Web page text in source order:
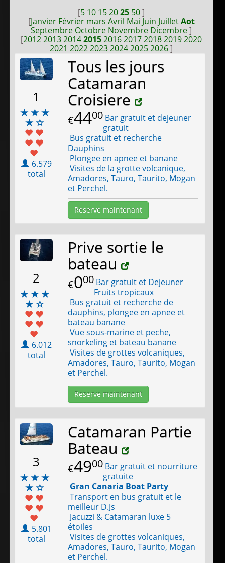
[5 10 152025 50]
[Janvier Février mars Avril Mai Juin Juillet Aot
Septembre Octobre Novembre Dicembre]
[201220132014201520162017201820192020
2021 20222023202420252026]
1
6.579
total
Tous les jours
Catamaran
Croisiere
€4400 Bar gratuit et dejeuner
gratuit
Bus gratuit et recherche
Dauphins
Plongee en apnee et banane
Visites de la grotte volcanique,
Amadores, Tauro, Taurito, Mogan
et Perchel.
Reserve maintenant
2
6.012
total
Prive sortie le
bateau
€000 Bar gratuit et Dejeuner
Fruits tropicaux
Bus gratuit et recherche de
dauphins, plongee en apnee et
bateau banane
Vue sous-marine et peche,
snorkeling et bateau banane
Visites de grottes volcaniques,
Amadores, Tauro, Taurito, Mogan
et Perchel.
Reserve maintenant
3
5.801
total
Catamaran Partie
Bateau
€4900 Bar gratuit et nourriture
gratuite
Gran Canaria Boat Party
Transport en bus gratuit et le
meilleur D.Js
Jacuzzi & Catamaran luxe 5
étoiles
Visites de grottes volcaniques,
Amadores, Tauro, Taurito, Mogan
et Perchel.